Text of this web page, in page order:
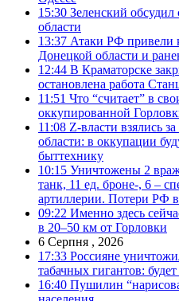
15:30 Зеленский
области
13:37 Атаки РФ привели
Донецкой области и
12:44 В Краматорске
остановлена работа
11:51 Что “считает” в
оккупированной
11:08 Z-власти взялись
области: в оккупации
быттехнику
10:15 Уничтожены 2
танк, 11 ед. броне-, 6 –
артиллерии. Потери РФ
09:22 Именно здесь
в 20–50 км от Горловки
6 Серпня , 2026
17:33 Россияне
табачных гигантов:
16:40 Пушилин